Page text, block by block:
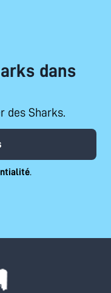
dans
des Sharks.
.